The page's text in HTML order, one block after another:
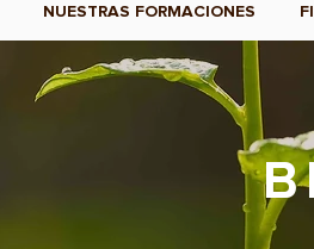
NUESTRAS FORMACIONES